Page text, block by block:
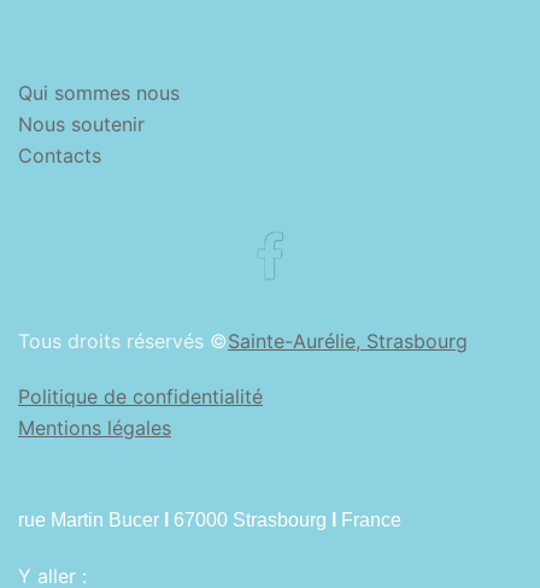
Qui sommes nous
Nous soutenir
Contacts
Tous droits réservés ©Sainte-Aurélie, Strasbourg
Politique de confidentialité
Mentions légales
rue Martin Bucer 67000 Strasbourg France
Y aller :